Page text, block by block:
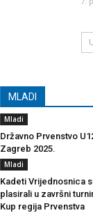
MLADI
Mladi
Državno Prvenstvo
Zagreb 2025.
Mladi
Kadeti Vrijednosnica
plasirali u završni
Kup regija Prvenstva